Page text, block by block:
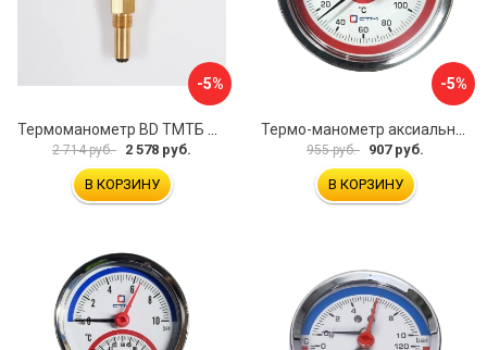
-5%
2 714 руб. 2 578 руб.
В КОРЗИНУ
-5%
955 руб. 907 руб.
В КОРЗИНУ